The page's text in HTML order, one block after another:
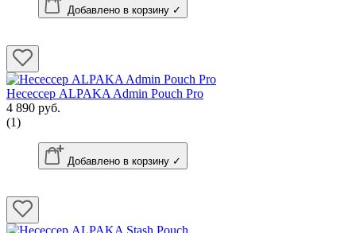
Добавлено в корзину ✓
Несессер ALPAKA Admin Pouch Pro
4 890 руб.
(1)
Добавлено в корзину ✓